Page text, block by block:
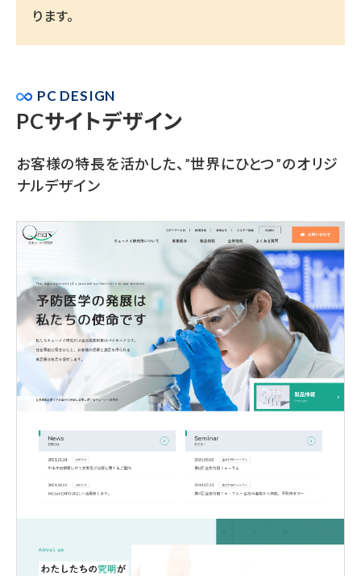
ります。
PC DESIGN
PCサイトデザイン
お客様の特長を活かした、”世界にひとつ”のオリジ
ナルデザイン